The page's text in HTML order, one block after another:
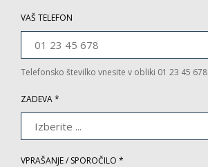
VAŠ TELEFON
Telefonsko številko vnesite v obliki 01 23 45 678
ZADEVA *
Izberite ...
VPRAŠANJE / SPOROČILO *